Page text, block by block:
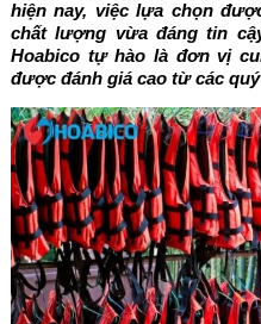
hiện nay, việc lựa chọn
chất lượng vừa đáng tin
Hoabico tự hào là đơn vị
được đánh giá cao từ các